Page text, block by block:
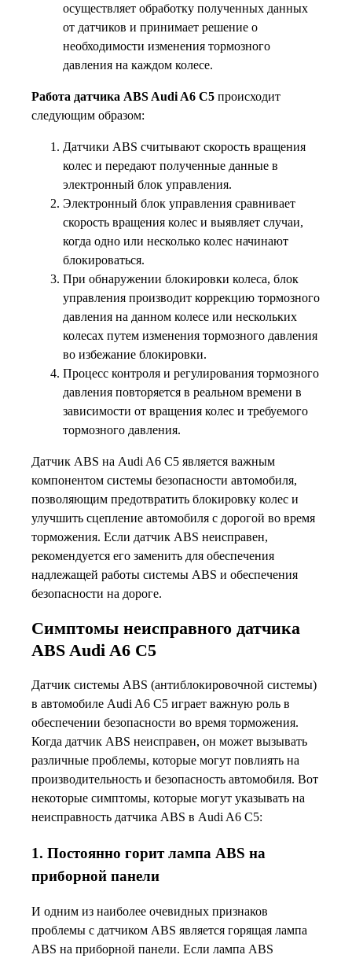
осуществляет обработку полученных данных
от датчиков и принимает решение о
необходимости изменения тормозного
давления на каждом колесе.
Работа датчика ABS Audi A6 C5 происходит
следующим образом:
Датчики ABS считывают скорость вращения
колес и передают полученные данные в
электронный блок управления.
Электронный блок управления сравнивает
скорость вращения колес и выявляет случаи,
когда одно или несколько колес начинают
блокироваться.
При обнаружении блокировки колеса, блок
управления производит коррекцию тормозного
давления на данном колесе или нескольких
колесах путем изменения тормозного давления
во избежание блокировки.
Процесс контроля и регулирования тормозного
давления повторяется в реальном времени в
зависимости от вращения колес и требуемого
тормозного давления.
Датчик ABS на Audi A6 C5 является важным
компонентом системы безопасности автомобиля,
позволяющим предотвратить блокировку колес и
улучшить сцепление автомобиля с дорогой во время
торможения. Если датчик ABS неисправен,
рекомендуется его заменить для обеспечения
надлежащей работы системы ABS и обеспечения
безопасности на дороге.
Симптомы неисправного датчика
ABS Audi A6 C5
Датчик системы ABS (антиблокировочной системы)
в автомобиле Audi A6 C5 играет важную роль в
обеспечении безопасности во время торможения.
Когда датчик ABS неисправен, он может вызывать
различные проблемы, которые могут повлиять на
производительность и безопасность автомобиля. Вот
некоторые симптомы, которые могут указывать на
неисправность датчика ABS в Audi A6 C5:
1. Постоянно горит лампа ABS на
приборной панели
И одним из наиболее очевидных признаков
проблемы с датчиком ABS является горящая лампа
ABS на приборной панели. Если лампа ABS